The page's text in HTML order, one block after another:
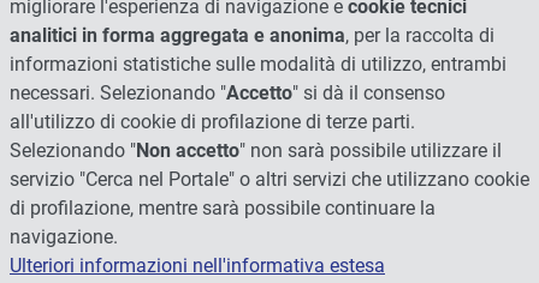
migliorare l'esperienza di navigazione e cookie tecnici
analitici in forma aggregata e anonima, per la raccolta di
informazioni statistiche sulle modalità di utilizzo, entrambi
necessari. Selezionando "Accetto" si dà il consenso
all'utilizzo di cookie di profilazione di terze parti.
Selezionando "Non accetto" non sarà possibile utilizzare il
servizio "Cerca nel Portale" o altri servizi che utilizzano cookie
di profilazione, mentre sarà possibile continuare la
navigazione.
Ulteriori informazioni nell'informativa estesa